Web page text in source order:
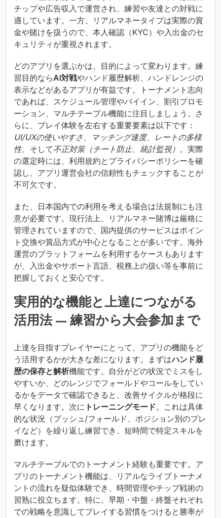
チップや広告収入で運営され、練習や友達との対戦に
適しています。一方、リアルマネータイプは実際の賞
金や賭けを扱うので、本人確認（KYC）や入出金のセ
キュリティが重視されます。
どのアプリを選ぶかは、目的によって変わります。練
習目的ならAI対戦やハンド履歴解析、ハンドレンジの
表示などがあるアプリが有益です。トーナメント志向
であれば、スケジュール管理やバイイン、割引プロモ
ーション、マルチテーブル機能に注目しましょう。さ
らに、プレイ体験を左右する重要要素は以下です：
UI/UXの使いやすさ、 マッチング速度、 レートの多様
性、そして不正対策（チート防止、統計監視） 。実際
の選定時には、利用規約とプライバシーポリシーを確
認し、アプリ運営会社の信頼性もチェックすることが
不可欠です。
また、日本国内での利用を考える場合は法規制にも注
意が必要です。現行法上、リアルマネー賭博は厳格に
管理されていますので、国内提供のサービスはポイン
ト交換や賞品方式が中心となることが多いです。海外
運営のプラットフォームを利用するケースもあります
が、入出金やサポート言語、税務上の扱い等を事前に
把握しておくと安心です。
実用的な機能と上達につながる
活用法 — 練習から大会参加まで
上達を目指すプレイヤーにとって、アプリの機能をど
う活用するかが大きな差になります。まずはハンド履
歴の保存と解析機能です。自分がどの状況でミスをし
やすいか、どのレンジでフォールドやコールをしてい
るかをデータで確認できると、改善サイクルが格段に
早くなります。次に トレーニングモード。これは具体
的な状況（プッシュ/フォールド、ポジション別のプレ
イなど）を繰り返し練習でき、短時間で特定スキルを
磨けます。
マルチテーブルでのトーナメント経験も重要です。ア
プリのトーナメント機能は、リアルなライブトーナメ
ントの流れを疑似体験でき、時間管理やチップ戦術の
習熟に役立ちます。特に、早期・中盤・終盤それぞれ
での戦略を意識してプレイする習慣をつけると勝率が